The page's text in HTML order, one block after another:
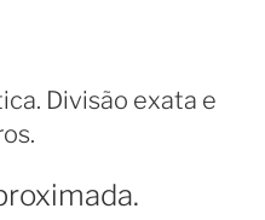
Divisão exata e